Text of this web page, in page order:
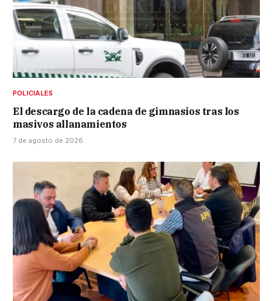
POLICIALES
El descargo de la cadena de gimnasios tras los
masivos allanamientos
7 de agosto de 2026